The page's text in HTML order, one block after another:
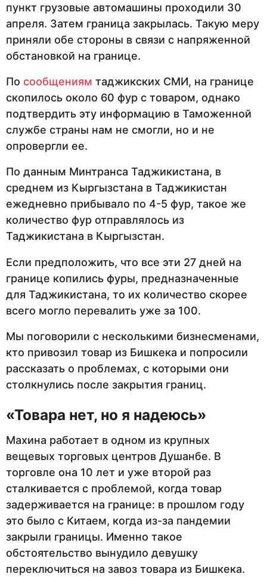
пункт грузовые автомашины проходили 30
апреля. Затем граница закрылась. Такую меру
приняли обе стороны в связи с напряженной
обстановкой на границе.
По сообщениям таджикских СМИ, на границе
скопилось около 60 фур с товаром, однако
подтвердить эту информацию в Таможенной
службе страны нам не смогли, но и не
опровергли ее.
По данным Минтранса Таджикистана, в
среднем из Кыргызстана в Таджикистан
ежедневно прибывало по 4-5 фур, такое же
количество фур отправлялось из
Таджикистана в Кыргызстан.
Если предположить, что все эти 27 дней на
границе копились фуры, предназначенные
для Таджикистана, то их количество скорее
всего могло перевалить уже за 100.
Мы поговорили с несколькими бизнесменами,
кто привозил товар из Бишкека и попросили
рассказать о проблемах, с которыми они
столкнулись после закрытия границ.
«Товара нет, но я надеюсь»
Махина работает в одном из крупных
вещевых торговых центров Душанбе. В
торговле она 10 лет и уже второй раз
сталкивается с проблемой, когда товар
задерживается на границе: в прошлом году
это было с Китаем, когда из-за пандемии
закрыли границы. Именно такое
обстоятельство вынудило девушку
переключиться на завоз товара из Бишкека.